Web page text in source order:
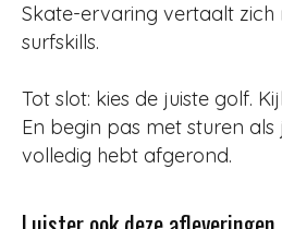
Skate-ervaring vertaalt
surfskills.
Tot slot: kies de juiste golf.
En begin pas met sturen
volledig hebt afgerond.